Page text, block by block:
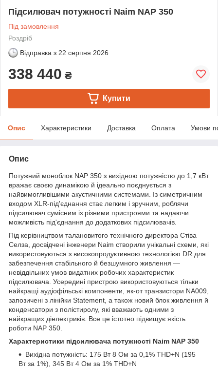
Підсилювач потужності Naim NAP 350
Під замовлення
Роздріб
Відправка з 22 серпня 2026
338 440 ₴
Купити
Опис Характеристики Доставка Оплата Умови
Опис
Потужний моноблок NAP 350 з вихідною потужністю до 1,7 кВт
вражає своєю динамікою й ідеально поєднується з
найвимогливішими акустичними системами. Із симетричним
входом XLR-під'єднання стає легким і зручним, роблячи
підсилювач сумісним із різними пристроями та надаючи
можливість під'єднання до додаткових підсилювачів.
Під керівництвом талановитого технічного директора Стіва
Селза, досвідчені інженери Naim створили унікальні схеми, які
використовуються з високопродуктивною технологією DR для
забезпечення стабільного й безшумного живлення —
невіддільних умов видатних робочих характеристик
підсилювача. Усередині пристрою використовуються тільки
найкращі аудіофільські компоненти, як-от транзистори NA009,
запозичені з лінійки Statement, а також новий блок живлення й
конденсатори з полістиролу, які вважають одними з
найкращих діелектриків. Все це істотно підвищує якість
роботи NAP 350.
Характеристики підсилювача потужності Naim NAP 350
Вихідна потужність: 175 Вт 8 Ом за 0,1% THD+N (195
Вт за 1%), 345 Вт 4 Ом за 1% THD+N